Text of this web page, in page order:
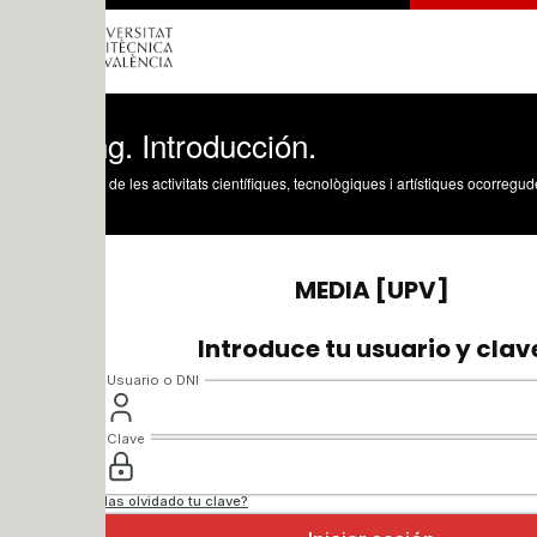
Introducción.
les activitats científiques, tecnològiques i artístiques ocorregudes en els tres